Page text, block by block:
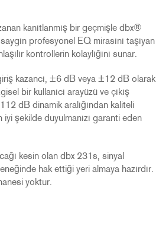
kanıtlanmış bir geçmişle dbx®
profesyonel EQ mirasını taşıyan
kontrollerin kolaylığını sunar.
kazancı, ±6 dB veya ±12 dB olarak
bir kullanıcı arayüzü ve çıkış
dB dinamik aralığından kaliteli
şekilde duyulmanızı garanti eden
kesin olan dbx 231s, sinyal
hak ettiği yeri almaya hazırdır.
yoktur.